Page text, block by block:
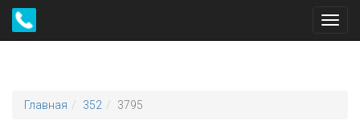
Главная 352 3795